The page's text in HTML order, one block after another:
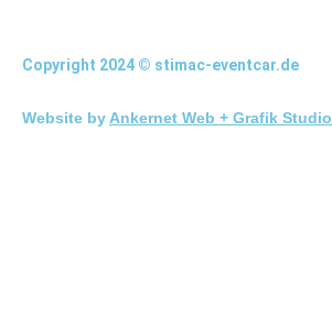
Copyright 2024 © stimac-eventcar.de
Website by Ankernet Web + Grafik Studio